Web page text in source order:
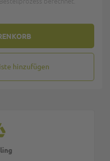
hinzufügen